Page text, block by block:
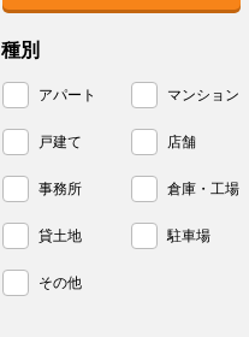
種別
アパート マンション
戸建て 店舗
事務所 倉庫・工場
貸土地 駐車場
その他